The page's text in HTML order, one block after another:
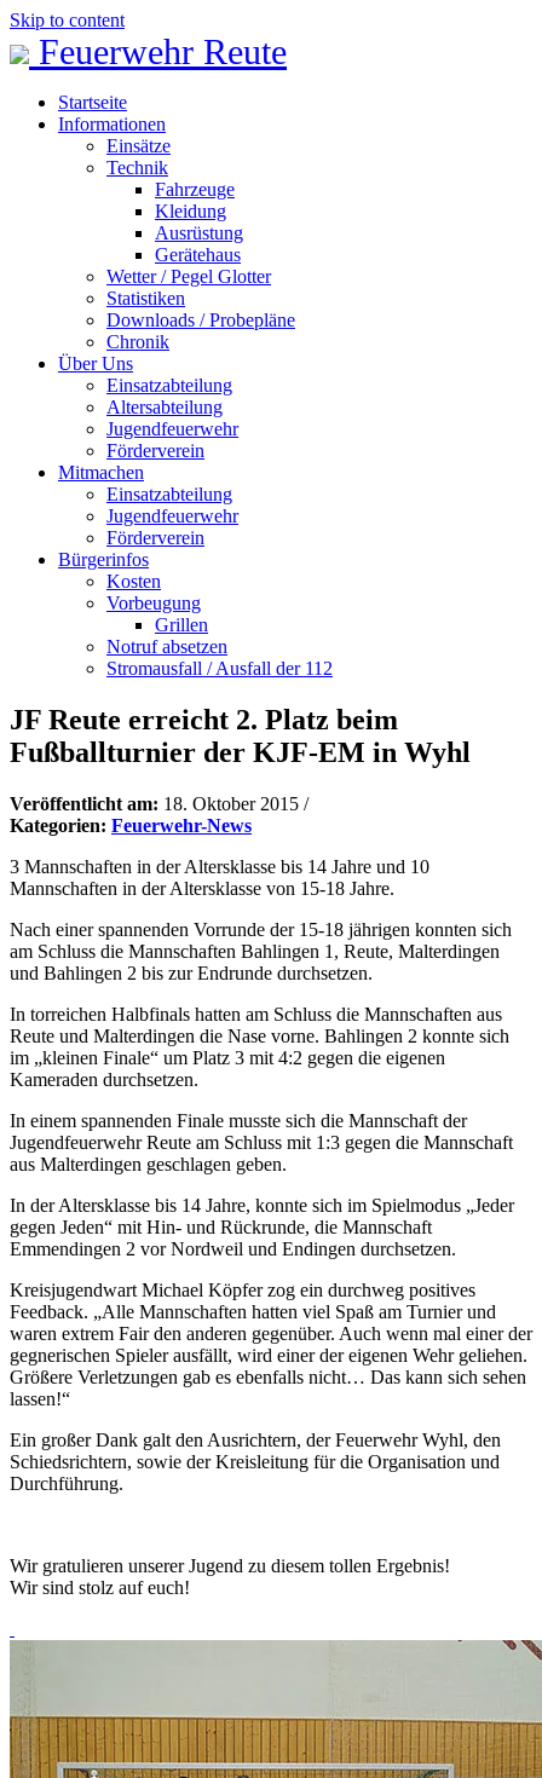
Skip to content
Feuerwehr Reute
Startseite
Informationen
Einsätze
Technik
Fahrzeuge
Kleidung
Ausrüstung
Gerätehaus
Wetter / Pegel Glotter
Statistiken
Downloads / Probepläne
Chronik
Über Uns
Einsatzabteilung
Altersabteilung
Jugendfeuerwehr
Förderverein
Mitmachen
Einsatzabteilung
Jugendfeuerwehr
Förderverein
Bürgerinfos
Kosten
Vorbeugung
Grillen
Notruf absetzen
Stromausfall / Ausfall der 112
JF Reute erreicht 2. Platz beim
Fußballturnier der KJF-EM in Wyhl
Veröffentlicht am: 18. Oktober 2015 /
Kategorien: Feuerwehr-News
3 Mannschaften in der Altersklasse bis 14 Jahre und 10
Mannschaften in der Altersklasse von 15-18 Jahre.
Nach einer spannenden Vorrunde der 15-18 jährigen konnten sich
am Schluss die Mannschaften Bahlingen 1, Reute, Malterdingen
und Bahlingen 2 bis zur Endrunde durchsetzen.
In torreichen Halbfinals hatten am Schluss die Mannschaften aus
Reute und Malterdingen die Nase vorne. Bahlingen 2 konnte sich
im „kleinen Finale“ um Platz 3 mit 4:2 gegen die eigenen
Kameraden durchsetzen.
In einem spannenden Finale musste sich die Mannschaft der
Jugendfeuerwehr Reute am Schluss mit 1:3 gegen die Mannschaft
aus Malterdingen geschlagen geben.
In der Altersklasse bis 14 Jahre, konnte sich im Spielmodus „Jeder
gegen Jeden“ mit Hin- und Rückrunde, die Mannschaft
Emmendingen 2 vor Nordweil und Endingen durchsetzen.
Kreisjugendwart Michael Köpfer zog ein durchweg positives
Feedback. „Alle Mannschaften hatten viel Spaß am Turnier und
waren extrem Fair den anderen gegenüber. Auch wenn mal einer der
gegnerischen Spieler ausfällt, wird einer der eigenen Wehr geliehen.
Größere Verletzungen gab es ebenfalls nicht… Das kann sich sehen
lassen!“
Ein großer Dank galt den Ausrichtern, der Feuerwehr Wyhl, den
Schiedsrichtern, sowie der Kreisleitung für die Organisation und
Durchführung.
Wir gratulieren unserer Jugend zu diesem tollen Ergebnis!
Wir sind stolz auf euch!